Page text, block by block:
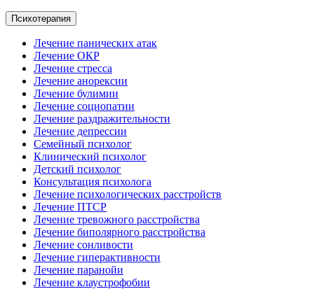
Психотерапия
Лечение панических атак
Лечение ОКР
Лечение стресса
Лечение анорексии
Лечение булимии
Лечение социопатии
Лечение раздражительности
Лечение депрессии
Семейный психолог
Клинический психолог
Детский психолог
Консультация психолога
Лечение психологических расстройств
Лечение ПТСР
Лечение тревожного расстройства
Лечение биполярного расстройства
Лечение сонливости
Лечение гиперактивности
Лечение паранойи
Лечение клаустрофобии